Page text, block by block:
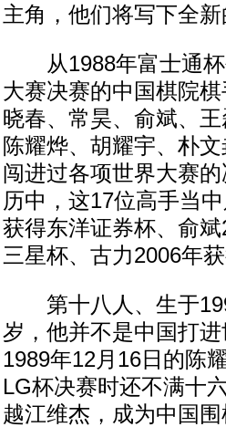
主角，他们将写下全新
从1988年富士通杯
大赛决赛的中国棋院
晓春、常昊、俞斌、
陈耀烨、胡耀宇、朴
闯进过各项世界大赛
历中，这17位高手当
获得东洋证券杯、俞
三星杯、古力2006年
第十八人、生于
岁，他并不是中国打
1989年12月16日的陈
LG杯决赛时还不满十
越江维杰，成为中国